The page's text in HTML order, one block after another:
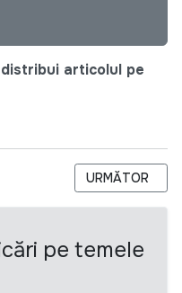
articolul pe
PUBLICĂ CENTRUL
ARTICOLUL
URMĂTOR
pe temele